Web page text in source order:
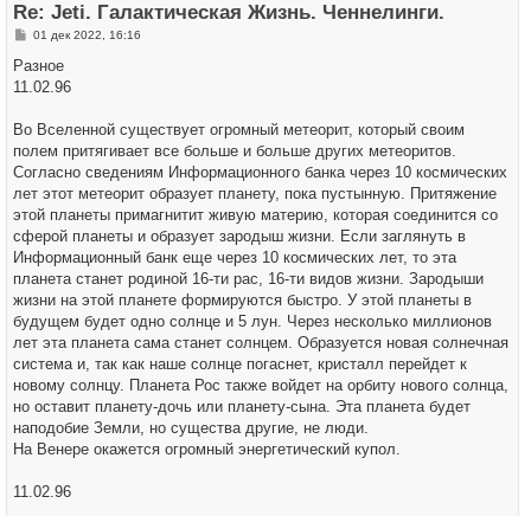
Re: Jeti. Галактическая Жизнь. Ченнелинги.
С
о
щ
и
е
01 дек 2022, 16:16
Разное
11.02.96
Во Вселенной существует огромный метеорит, который своим
полем притягивает все больше и больше других метеоритов.
Согласно сведениям Информационного банка через 10 космических
лет этот метеорит образует планету, пока пустынную. Притяжение
этой планеты примагнитит живую материю, которая соединится со
сферой планеты и образует зародыш жизни. Если заглянуть в
Информационный банк еще через 10 космических лет, то эта
планета станет родиной 16-ти рас, 16-ти видов жизни. Зародыши
жизни на этой планете формируются быстро. У этой планеты в
будущем будет одно солнце и 5 лун. Через несколько миллионов
лет эта планета сама станет солнцем. Образуется новая солнечная
система и, так как наше солнце погаснет, кристалл перейдет к
новому солнцу. Планета Рос также войдет на орбиту нового солнца,
но оставит планету-дочь или планету-сына. Эта планета будет
наподобие Земли, но существа другие, не люди.
На Венере окажется огромный энергетический купол.
11.02.96